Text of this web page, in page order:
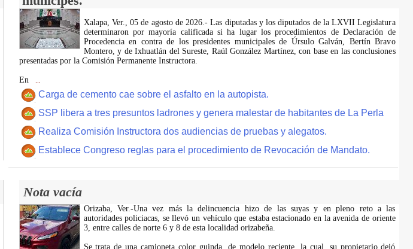
Xalapa, Ver., 05 de agosto de 2026.- Las diputadas y los diputados de la LXVII Legislatura
determinaron por mayoría calificada si ha lugar los procedimientos de Declaración de
Procedencia en contra de los presidentes municipales de Úrsulo Galván, Bertín Bravo
Montero, y de Ixhuatlán del Sureste, Raúl González Martínez, con base en las conclusiones
presentadas por la Comisión Permanente Instructora.
En
Carga de cemento cae sobre el asfalto en la autopista.
SSP libera a tres presuntos ladrones y genera malestar de habitantes de La Perla
Realiza Comisión Instructora dos audiencias de pruebas y alegatos.
Establece Congreso reglas para el procedimiento de Revocación de Mandato.
Nota vacía
Orizaba, Ver.-Una vez más la delincuencia hizo de las suyas y en pleno reto a las
autoridades policiacas, se llevó un vehículo que estaba estacionado en la avenida de oriente
3, entre calles de norte 6 y 8 de esta localidad orizabeña.
Se trata de una camioneta color guinda, de modelo reciente, la cual, su propietario dejó